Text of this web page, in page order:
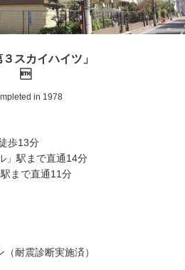
３スカイハイツ」

in 1978
歩13分
」駅まで直通14分
まで直通11分
耐震診断実施済）